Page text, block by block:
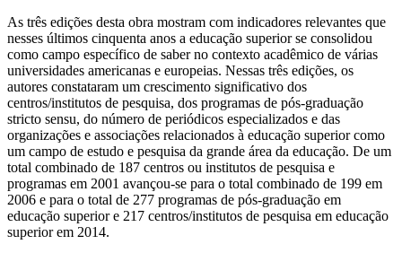
As três edições desta obra mostram com indicadores relevantes que
nesses últimos cinquenta anos a educação superior se consolidou
como campo específico de saber no contexto acadêmico de várias
universidades americanas e europeias. Nessas três edições, os
autores constataram um crescimento significativo dos
centros/institutos de pesquisa, dos programas de pós-graduação
stricto sensu, do número de periódicos especializados e das
organizações e associações relacionados à educação superior como
um campo de estudo e pesquisa da grande área da educação. De um
total combinado de 187 centros ou institutos de pesquisa e
programas em 2001 avançou-se para o total combinado de 199 em
2006 e para o total de 277 programas de pós-graduação em
educação superior e 217 centros/institutos de pesquisa em educação
superior em 2014.